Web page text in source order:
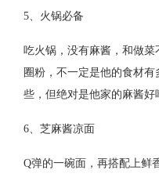
5、火锅必备
吃火锅，没有麻酱，和做
圈粉，不一定是他的食材
些，但绝对是他家的麻酱好
6、芝麻酱凉面
Q弹的一碗面，再搭配上鲜